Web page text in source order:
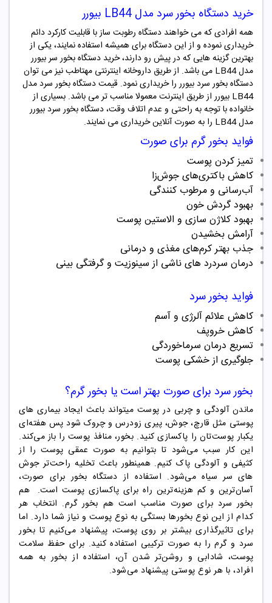
خرید دستگاه بخور سرد مدل LB44 بیورر
همه افرادی که می خواهند دستگاه رطوبت ساز با قابلیت کارکرد دائم
خریداری نموده و از این دستگاه برای همیشه استفاده نمایند، یکی از
بهترین گزینه هایی که در پیش رو دارند، خرید دستگاه بخور سربیورر
مدل LB44 می باشد. از طریق داروخانه اینترنتی مهتاطب نیز می توان
دستگاه بخور سردبیورر را خریداری نمود. قیمت دستگاه بخور سرد مدل
LB44 بیورر از طریق اینترنت معمولا مناسب تر می باشد. بسیاری از
خانواده با توجه به راحتی و عدم اتلاف وقت، دستگاه بخور سردبیورر
مدل LB44 را به صورت آنلاین خریداری می نمایند.
فواید بخور گرم برای صورت
تمیز کردن پوست
کاهش باکتری‌های جوش‌زا
آب‌رسانی و مرطوب کنندگی
بهبود گردش خون
بهبود کلاژن سازی و الاستین پوست
آرامش بخشیدن
جذب بهتر کرم‌های مغذی و درمانی
درمان سردرد های ناشی از سینوزیت و گرفتگی بینی
فواید بخور سرد
کاهش علائم آلرژی و آسم
کاهش خروپف
تسریع درمان سرماخوردگی
جلوگیری از خشکی پوست
بخور سرد برای صورت بهتر است یا بخور گرم؟
ماندن آلودگی و چربی در پوست میتواند باعث ایجاد بیماری های
پوستی مثل قارچ، جوش، پیری زودرس و چروک شود پس هفته‌ای
یکبار پوست‌تان را پاکسازی کنید. بخور، منافذ پوست را باز می‌کند.
این کار سبب می‌شود تا بتوانیم به صورت عمقی پوست را از
کثیفی و آلودگی پاک کنیم. همینطور باعث تخلیه راحت‌تر جوش
های سر سیاه می‌شود. استفاده از دستگاه بخور برای صورت،
آسان‌ترین و کم هزینه‌ترین راه برای پاکسازی پوست است. هم
بخور سرد برای صورت مناسب است هم بخور گرم. انتخاب هر
کدام از این نوع بخور‌ها بستگی به نوع پوست و نیاز شما دارد. اما
برای تاثیرگذاری بیشتر بر روی پوست، پیشنهاد می‌کنیم تا بخور
سرد و گرم را به صورت ترکیبی استفاده کنید. برای حفظ سلامت
پوست، شادابی و روشن‌تر شدن آن، استفاده از بخور به همه
افراد، با هر نوع پوستی پیشنهاد می‌شود.